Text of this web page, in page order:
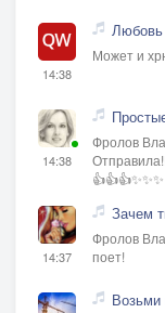
14:38
Любовь
Может и
14:38
Фролов
👍👍👍✨✨✨
14:37
Зачем
Фролов
поет!